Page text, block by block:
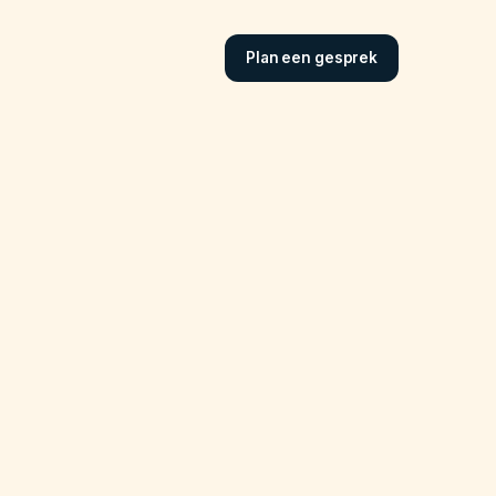
Plan een gesprek